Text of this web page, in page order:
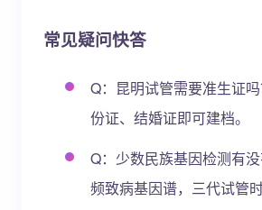
常见疑问快答
Q：昆明试管需要准生证
份证、结婚证即可建档。
Q：少数民族基因检测有
频致病基因谱，三代试管